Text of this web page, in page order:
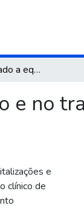
O podólogo integrado a equipe de saúde na prevenção e no tratamento do pé diabético
e no
e
clínico de